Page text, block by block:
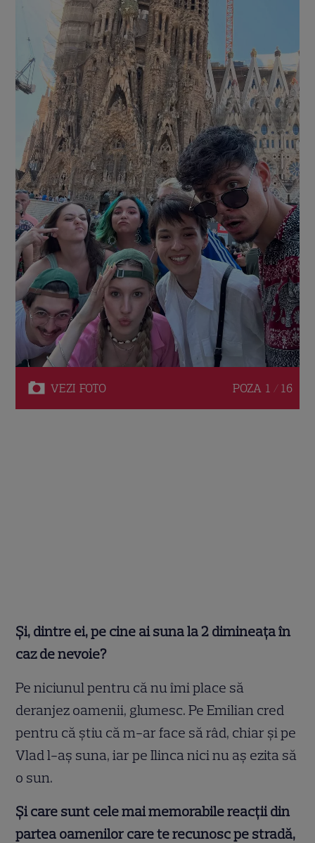
VEZI FOTO POZA 1 / 16
Și, dintre ei, pe cine ai suna la 2 dimineața în
caz de nevoie?
Pe niciunul pentru că nu îmi place să
deranjez oamenii, glumesc. Pe Emilian cred
pentru că știu că m-ar face să râd, chiar și pe
Vlad l-aș suna, iar pe Ilinca nici nu aș ezita să
o sun.
Și care sunt cele mai memorabile reacții din
partea oamenilor care te recunosc pe stradă,